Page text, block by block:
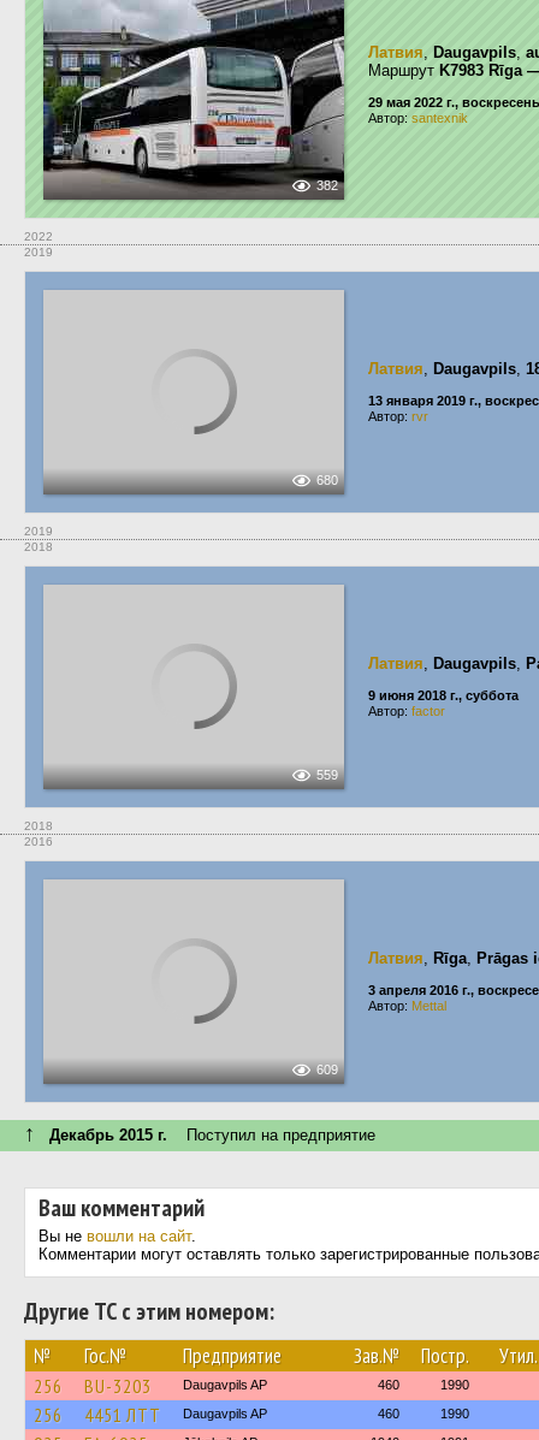
382
Латвия, Daugavpils,
Маршрут K7983 Rīga
29 мая 2022 г.,
Автор: santexnik
2022
2019
680
Латвия, Daugavpils,
13 января 2019 г.,
Автор: rvr
2019
2018
559
Латвия, Daugavpils,
9 июня 2018 г., суббота
Автор: factor
2018
2016
609
Латвия, Rīga, Prāgas
3 апреля 2016 г.,
Автор: Mettal
↑ Декабрь 2015 г. Поступил на предприятие
Ваш комментарий
Вы не вошли на сайт.
Комментарии могут оставлять только зарегистрированные
Другие ТС с этим номером:
№ Гос.№ Предприятие Зав.№ Постр. Утил.
256 BU-3203 Daugavpils AP 460 1990
256 4451 ЛТТ Daugavpils AP 460 1990